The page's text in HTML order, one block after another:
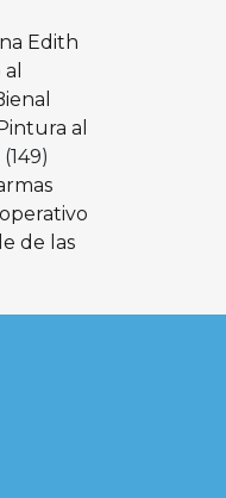
Edith
al
(149)
de las